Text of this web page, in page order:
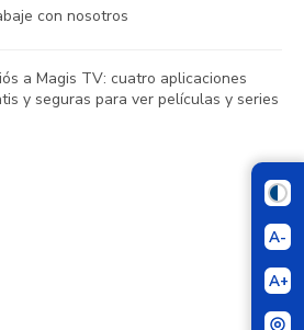
A-
A+
con nosotros
a Magis TV: cuatro aplicaciones
y seguras para ver películas y series